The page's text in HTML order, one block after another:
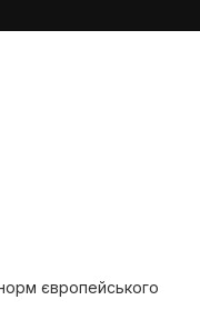
європейського